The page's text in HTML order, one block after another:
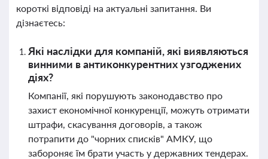
короткі відповіді на актуальні запитання. Ви
дізнаєтесь:
Які наслідки для компаній, які виявляються
винними в антиконкурентних узгоджених
діях?
Компанії, які порушують законодавство про
захист економічної конкуренції, можуть отримати
штрафи, скасування договорів, а також
потрапити до "чорних списків" АМКУ, що
забороняє їм брати участь у державних тендерах.